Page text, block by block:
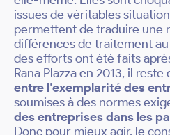
issues de véritables
permettent de traduire une
différences de traitement
des efforts ont été faits
Rana Plazza en 2013, il reste
entre l’exemplarité des
soumises à des normes
des entreprises dans les
Donc pour mieux agir, le